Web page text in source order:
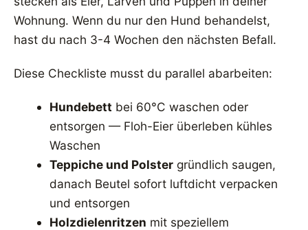
Wohnung. Wenn du nur den Hund behandelst,
hast du nach 3-4 Wochen den nächsten Befall.
Diese Checkliste musst du parallel abarbeiten:
Hundebett bei 60°C waschen oder
entsorgen — Floh-Eier überleben kühles
Waschen
Teppiche und Polstergründlich saugen,
danach Beutel sofort luftdicht verpacken
und entsorgen
Holzdielenritzen mit speziellem